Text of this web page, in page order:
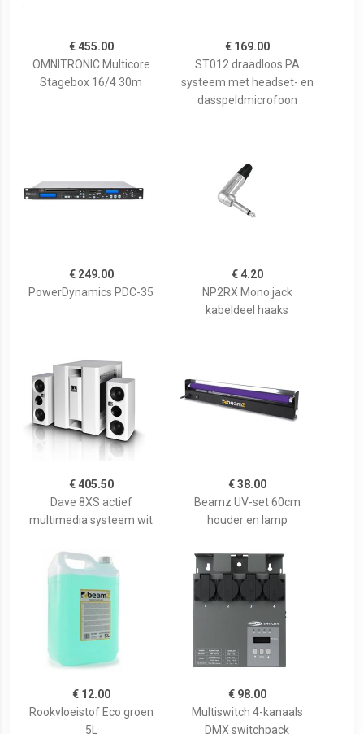
€ 455.00
OMNITRONIC Multicore
Stagebox 16/4 30m
€ 169.00
ST012 draadloos PA
systeem met headset- en
dasspeldmicrofoon
€ 249.00
PowerDynamics PDC-35
€ 4.20
NP2RX Mono jack
kabeldeel haaks
€ 405.50
Dave 8XS actief
multimedia systeem wit
€ 38.00
Beamz UV-set 60cm
houder en lamp
€ 12.00
Rookvloeistof Eco groen
5L
€ 98.00
Multiswitch 4-kanaals
DMX switchpack